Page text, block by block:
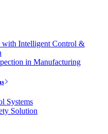
with Intelligent Control &
in Manufacturing
Systems
Solution